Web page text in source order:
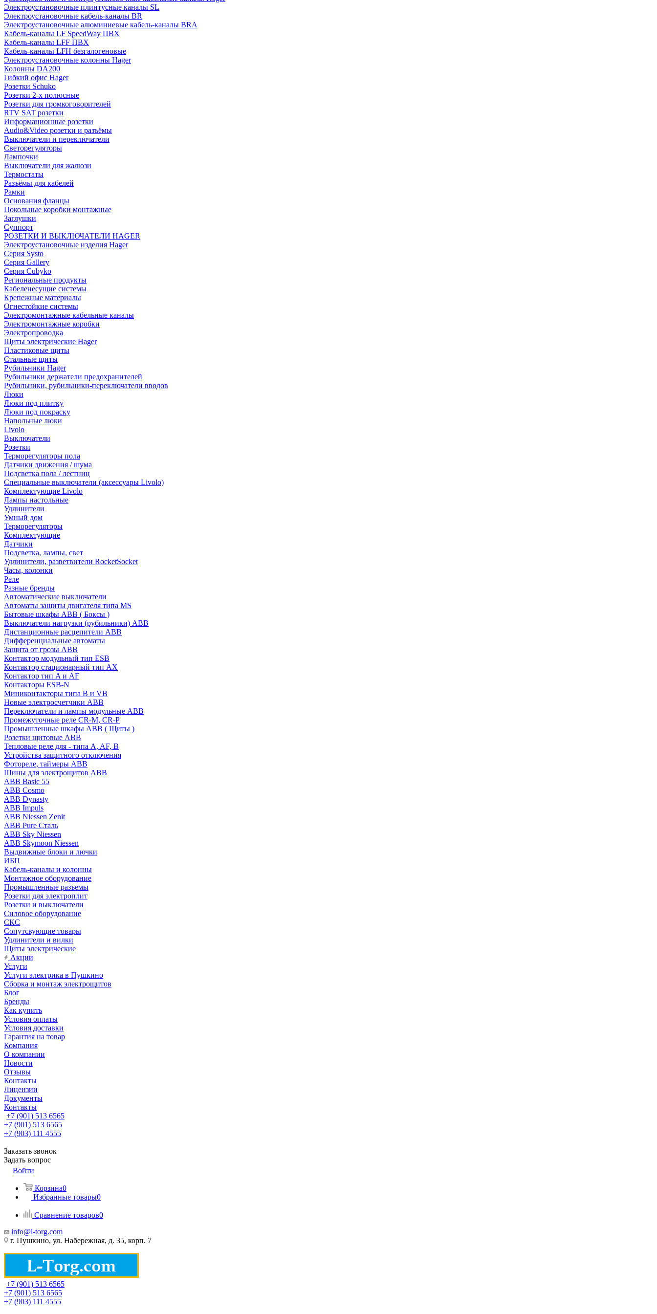
Электроустановочные плинтусные каналы SL
Электроустановочные кабель-каналы BR
Электроустановочные алюминиевые кабель-каналы BRA
Кабель-каналы LF SpeedWay ПВХ
Кабель-каналы LFF ПВХ
Кабель-каналы LFH безгалогеновые
Электроустановочные колонны Hager
Колонны DA200
Гибкий офис Hager
Розетки Schuko
Розетки 2-х полюсные
Розетки для громкоговорителей
RTV SAT розетки
Информационные розетки
Audio&Video розетки и разъёмы
Выключатели и переключатели
Светорегуляторы
Лампочки
Выключатели для жалюзи
Термостаты
Разъёмы для кабелей
Рамки
Основания фланцы
Цокольные коробки монтажные
Заглушки
Суппорт
РОЗЕТКИ И ВЫКЛЮЧАТЕЛИ HAGER
Электроустановочные изделия Hager
Серия Systo
Серия Gallery
Серия Cubyko
Региональные продукты
Кабеленесущие системы
Крепежные материалы
Огнестойкие системы
Электромонтажные кабельные каналы
Электромонтажные коробки
Электропроводка
Щиты электрические Hager
Пластиковые щиты
Стальные щиты
Рубильники Hager
Рубильники держатели предохранителей
Рубильники, рубильники-переключатели вводов
Люки
Люки под плитку
Люки под покраску
Напольные люки
Livolo
Выключатели
Розетки
Терморегуляторы пола
Датчики движения / шума
Подсветка пола / лестниц
Специальные выключатели (аксессуары Livolo)
Комплектующие Livolo
Лампы настольные
Удлинители
Умный дом
Терморегуляторы
Комплектующие
Датчики
Подсветка, лампы, свет
Удлинители, разветвители RocketSocket
Часы, колонки
Реле
Разные бренды
Автоматические выключатели
Автоматы защиты двигателя типа MS
Бытовые шкафы ABB ( Боксы )
Выключатели нагрузки (рубильники) ABB
Дистанционные расцепители ABB
Дифференциальные автоматы
Защита от грозы ABB
Контактор модульный тип ESB
Контактор стационарный тип AX
Контактор тип A и AF
Контакторы ESB-N
Миниконтакторы типа B и VB
Новые электросчетчики ABB
Переключатели и лампы модульные ABB
Промежуточные реле CR-M, CR-P
Промышленные шкафы ABB ( Щиты )
Розетки щитовые ABB
Тепловые реле для - типа A, AF, B
Устройства защитного отключения
Фотореле, таймеры ABB
Шины для электрощитов АВВ
ABB Basic 55
ABB Cosmo
ABB Dynasty
ABB Impuls
ABB Niessen Zenit
ABB Pure Сталь
ABB Sky Niessen
ABB Skymoon Niessen
Выдвижные блоки и лючки
ИБП
Кабель-каналы и колонны
Монтажное оборудование
Промышленные разъемы
Розетки для электроплит
Розетки и выключатели
Силовое оборудование
СКС
Сопутсвующие товары
Удлинители и вилки
Щиты электрические
Акции
Услуги
Услуги электрика в Пушкино
Сборка и монтаж электрощитов
Блог
Бренды
Как купить
Условия оплаты
Условия доставки
Гарантия на товар
Компания
О компании
Новости
Отзывы
Контакты
Лицензии
Документы
Контакты
+7 (901) 513 6565
+7 (901) 513 6565
+7 (903) 111 4555
Заказать звонок
Задать вопрос
Войти
Корзина0
Избранные товары0
Сравнение товаров0
info@l-torg.com
г. Пушкино, ул. Набережная, д. 35, корп. 7
+7 (901) 513 6565
+7 (901) 513 6565
+7 (903) 111 4555